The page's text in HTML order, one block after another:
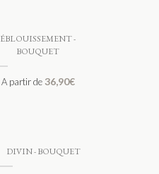
ÉBLOUISSEMENT -
BOUQUET
A partir de 36,90€
DIVIN - BOUQUET